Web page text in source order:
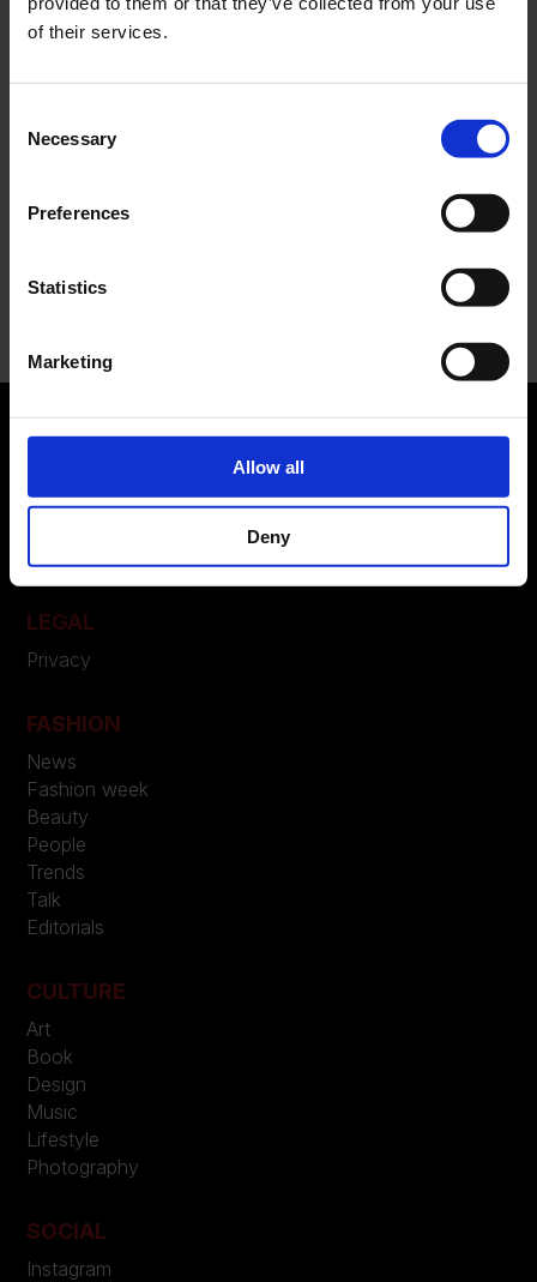
of their services.
Selection
Necessary
Preferences
Statistics
Marketing
Allow all
Deny
americana: chi è la nuova anti-diva della musica
elettro-pop
L’universo crepuscolare di Miu Miu: Hailey Bieber e
Nessun commento da mostrare.
ABOUT US
Contatti
LEGAL
Privacy
FASHION
News
Fashion week
Beauty
People
Trends
Talk
Editorials
CULTURE
Art
Book
Design
Music
Lifestyle
Photography
SOCIAL
Instagram